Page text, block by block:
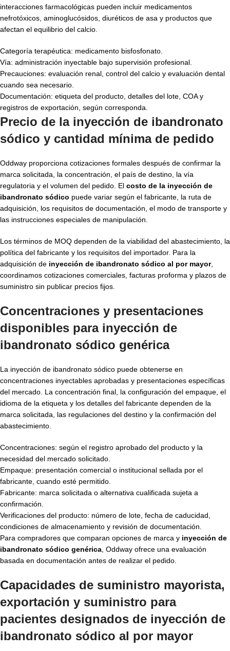
interacciones farmacológicas pueden incluir medicamentos
nefrotóxicos, aminoglucósidos, diuréticos de asa y productos que
afectan el equilibrio del calcio.
Categoría terapéutica: medicamento bisfosfonato.
Vía: administración inyectable bajo supervisión profesional.
Precauciones: evaluación renal, control del calcio y evaluación dental
cuando sea necesario.
Documentación: etiqueta del producto, detalles del lote, COA y
registros de exportación, según corresponda.
Precio de la inyección de ibandronato
sódico y cantidad mínima de pedido
Oddway proporciona cotizaciones formales después de confirmar la
marca solicitada, la concentración, el país de destino, la vía
regulatoria y el volumen del pedido. El costo de la inyección de
ibandronato sódico puede variar según el fabricante, la ruta de
adquisición, los requisitos de documentación, el modo de transporte y
las instrucciones especiales de manipulación.
Los términos de MOQ dependen de la viabilidad del abastecimiento, la
política del fabricante y los requisitos del importador. Para la
adquisición de inyección de ibandronato sódico al por mayor,
coordinamos cotizaciones comerciales, facturas proforma y plazos de
suministro sin publicar precios fijos.
Concentraciones y presentaciones
disponibles para inyección de
ibandronato sódico genérica
La inyección de ibandronato sódico puede obtenerse en
concentraciones inyectables aprobadas y presentaciones específicas
del mercado. La concentración final, la configuración del empaque, el
idioma de la etiqueta y los detalles del fabricante dependen de la
marca solicitada, las regulaciones del destino y la confirmación del
abastecimiento.
Concentraciones: según el registro aprobado del producto y la
necesidad del mercado solicitado.
Empaque: presentación comercial o institucional sellada por el
fabricante, cuando esté permitido.
Fabricante: marca solicitada o alternativa cualificada sujeta a
confirmación.
Verificaciones del producto: número de lote, fecha de caducidad,
condiciones de almacenamiento y revisión de documentación.
Para compradores que comparan opciones de marca y inyección de
ibandronato sódico genérica , Oddway ofrece una evaluación
basada en documentación antes de realizar el pedido.
Capacidades de suministro mayorista,
exportación y suministro para
pacientes designados de inyección de
ibandronato sódico al por mayor